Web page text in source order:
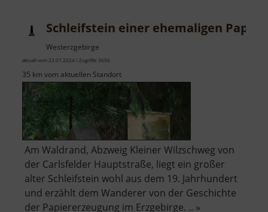
Schleifstein einer ehemaligen
Westerzgebirge
aktuell vom 23.07.2024 / Zugriffe: 3656
35 km vom aktuellen Standort
Am Waldrand, Abzweig Kleiner Wilzschweg von
der Carlsfelder Hauptstraße, liegt ein großer
alter Schleifstein wohl aus dem 19. Jahrhundert
und erzählt dem Wanderer von der Geschichte
der Papiererzeugung im Erzgebirge. .. »